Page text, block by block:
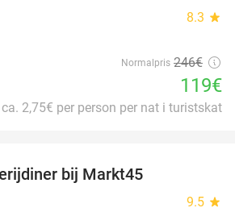
8.3 star
Normalpris 246€
119€
ca. 2,75€ per person per nat i turistskat
bij Markt45
9.5 star